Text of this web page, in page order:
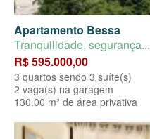
Apartamento Bessa
Tranquilidade, segurança...
R$ 595.000,00
3 quartos sendo 3 suíte(s)
2 vaga(s) na garagem
130.00 m² de área privativa